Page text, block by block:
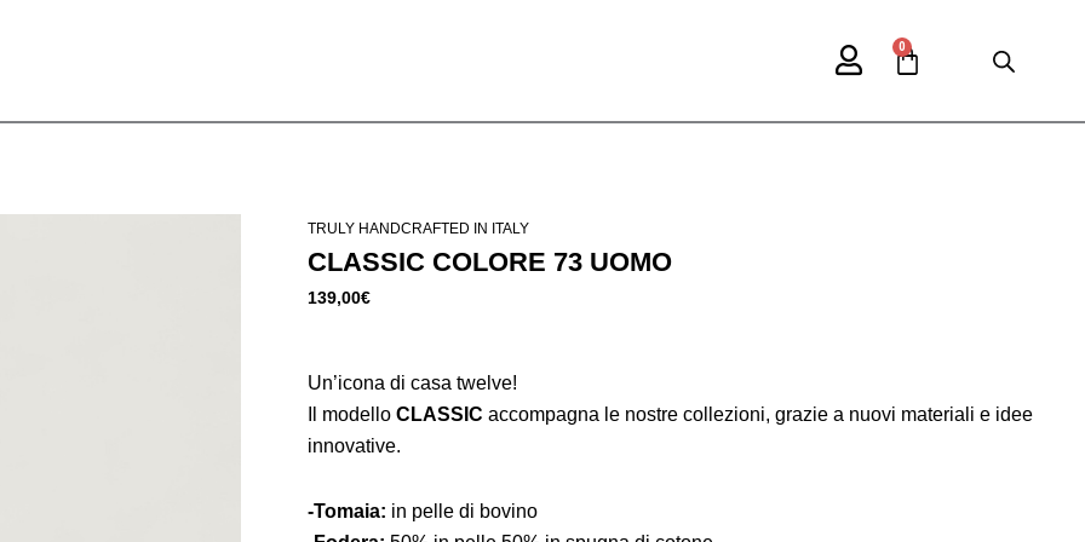
0
Cart
TRULY HANDCRAFTED IN ITALY
CLASSIC COLORE 73 UOMO
139,00€
Un’icona di casa twelve!
Il modello CLASSIC accompagna le nostre collezioni, grazie a nuovi materiali e idee
innovative.
-Tomaia: in pelle di bovino